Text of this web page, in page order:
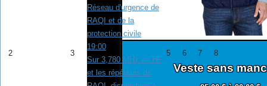
2 3
Réseau d'urgence de
RAQI et de la
protection civile
19:00
Sur 3,780 MHz en HF
et les répéteurs de
5 6 7 8
Veste sans